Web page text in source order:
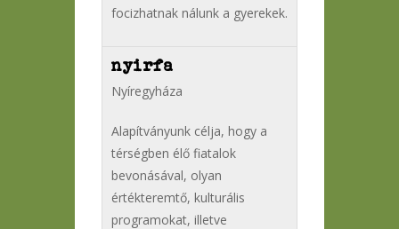
focizhatnak nálunk a gyerekek.
nyirfa
Nyíregyháza
Alapítványunk célja, hogy a
térségben élő fiatalok
bevonásával, olyan
értékteremtő, kulturális
programokat, illetve